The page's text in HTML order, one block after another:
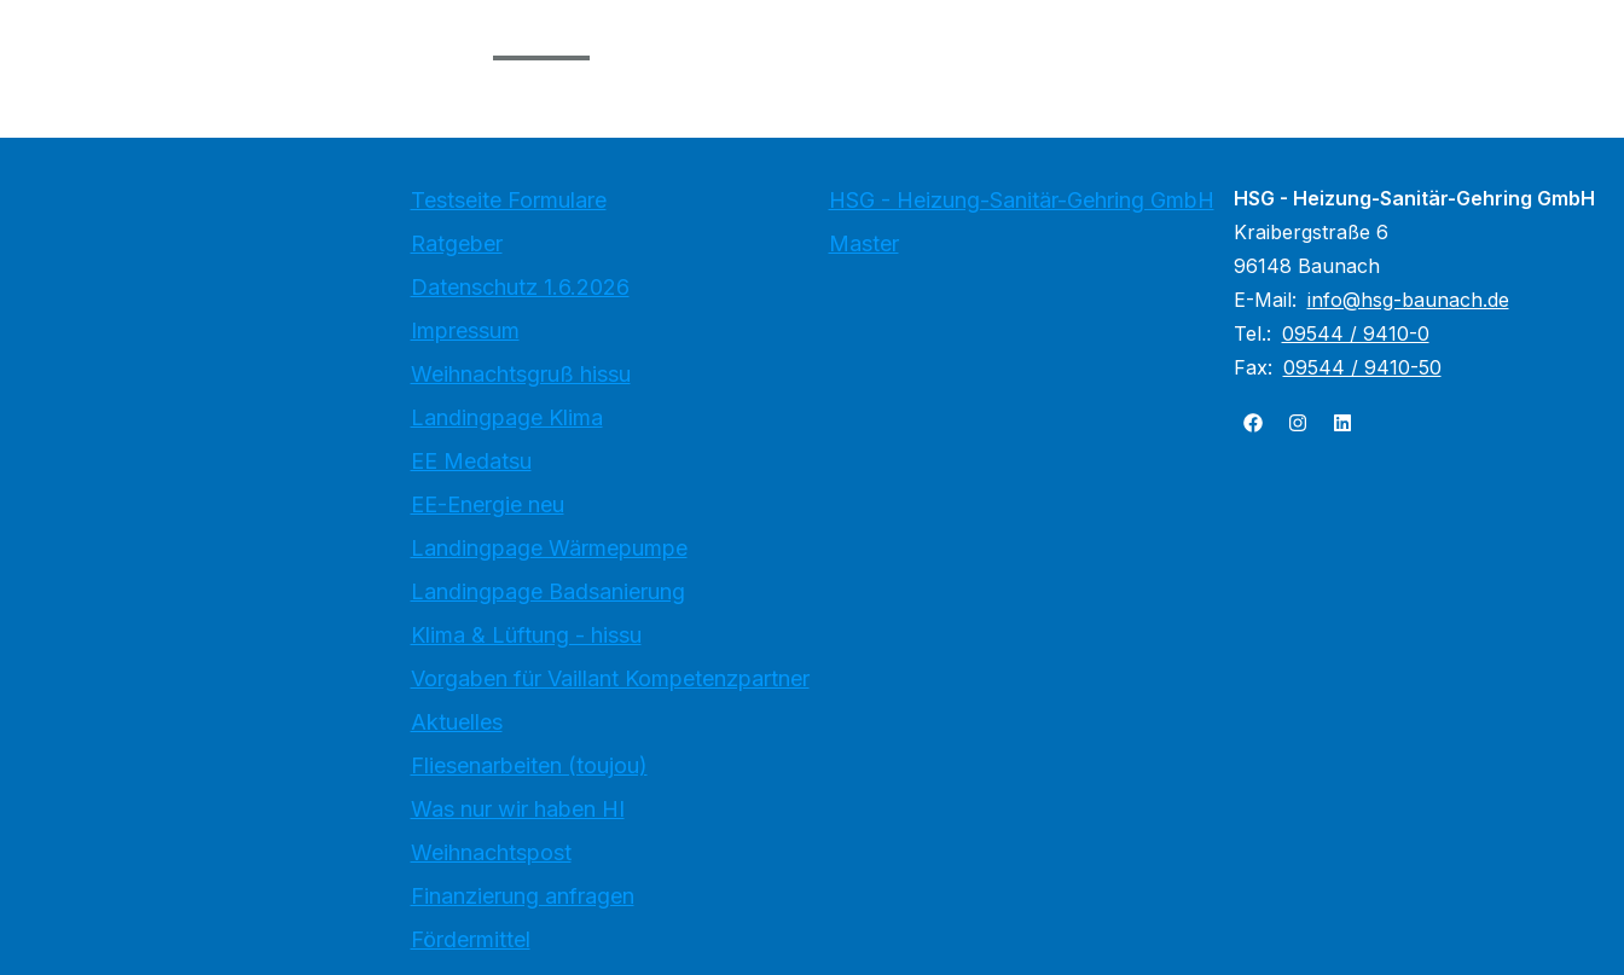
Testseite Formulare
Ratgeber
Datenschutz 1.6.2026
Impressum
Weihnachtsgruß hissu
Landingpage Klima
EE Medatsu
EE-Energie neu
Landingpage Wärmepumpe
Landingpage Badsanierung
Klima & Lüftung - hissu
Vorgaben für Vaillant Kompetenzpartner
Aktuelles
Fliesenarbeiten (toujou)
Was nur wir haben HI
Weihnachtspost
Finanzierung anfragen
Fördermittel
HSG - Heizung-Sanitär-Gehring GmbH
Master
HSG - Heizung-Sanitär-Gehring GmbH
Kraibergstraße 6
96148 Baunach
E-Mail: info@hsg-baunach.de
Tel.: 09544 / 9410-0
Fax: 09544 / 9410-50